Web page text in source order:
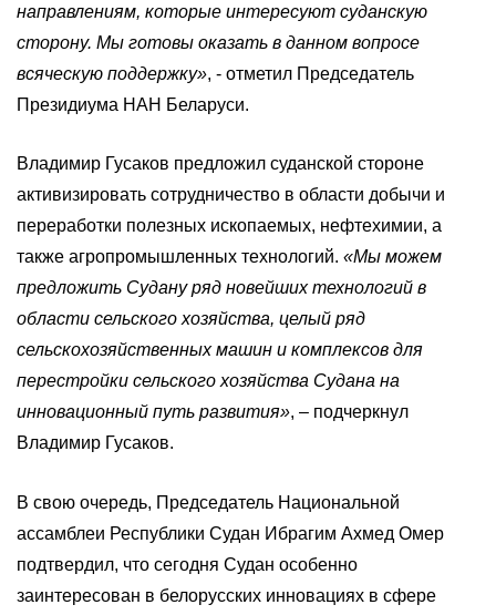
направлениям, которые интересуют суданскую
сторону. Мы готовы оказать в данном вопросе
всяческую поддержку», - отметил Председатель
Президиума НАН Беларуси.
Владимир Гусаков предложил суданской стороне
активизировать сотрудничество в области добычи и
переработки полезных ископаемых, нефтехимии, а
также агропромышленных технологий. «Мы можем
предложить Судану ряд новейших технологий в
области сельского хозяйства, целый ряд
сельскохозяйственных машин и комплексов для
перестройки сельского хозяйства Судана на
инновационный путь развития», – подчеркнул
Владимир Гусаков.
В свою очередь, Председатель Национальной
ассамблеи Республики Судан Ибрагим Ахмед Омер
подтвердил, что сегодня Судан особенно
заинтересован в белорусских инновациях в сфере